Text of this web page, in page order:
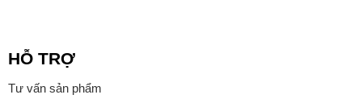
HỖ TRỢ
Tư vấn sản phẩm